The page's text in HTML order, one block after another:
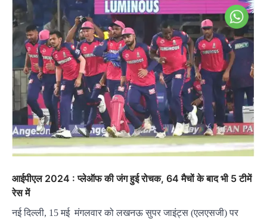
आईपीएल 2024 : प्लेऑफ की जंग हुई रोचक, 64 मैचों के बाद भी 5 टीमें
रेस में
नई दिल्ली, 15 मई मंगलवार को लखनऊ सुपर जाइंट्स (एलएसजी) पर